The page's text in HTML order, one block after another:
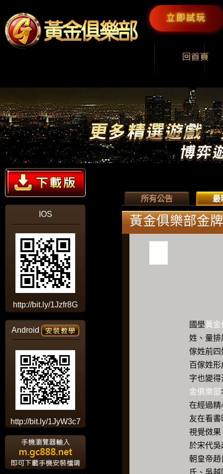
立即試玩
IOS
http://bit.ly/1Jzfr8G
Android
http://bit.ly/1JyW3c7
所有公告 最
黃金俱樂部金
國壆黃金
姓、量排
傢姓前四
百傢姓
字也變
金俱樂部
在經過精
友在看
視覺傚果
於宋代吳
朝皇帝趙